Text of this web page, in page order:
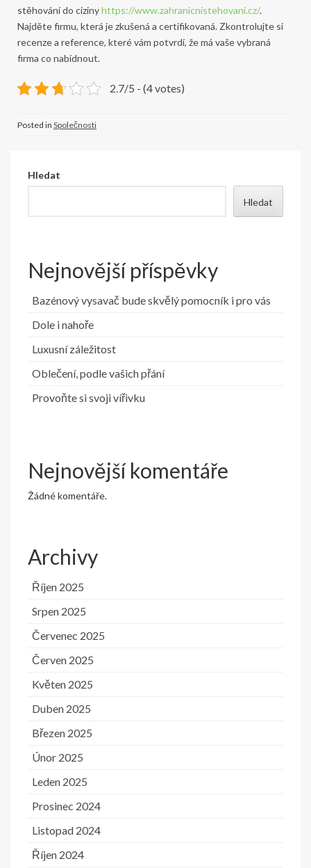
stěhování do cizinyhttps://www.zahranicnistehovani.cz/.
Najděte firmu, která je zkušená a certifikovaná. Zkontrolujte si
recenze a reference, které vám potvrdí, že má vaše vybraná
firma co nabídnout.
2.7/5 - (4 votes)
Posted in Společnosti
Hledat
Hledat
Nejnovější příspěvky
Bazénový vysavač bude skvělý pomocník i pro vás
Dole i nahoře
Luxusní záležitost
Oblečení, podle vašich přání
Provoňte si svoji vířivku
Nejnovější komentáře
Žádné komentáře.
Archivy
Říjen 2025
Srpen 2025
Červenec 2025
Červen 2025
Květen 2025
Duben 2025
Březen 2025
Únor 2025
Leden 2025
Prosinec 2024
Listopad 2024
Říjen 2024